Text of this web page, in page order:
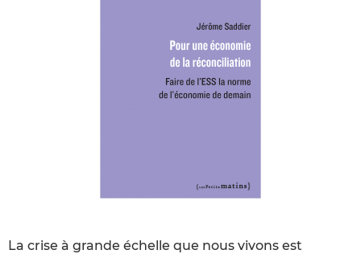
La crise à grande échelle que nous vivons est